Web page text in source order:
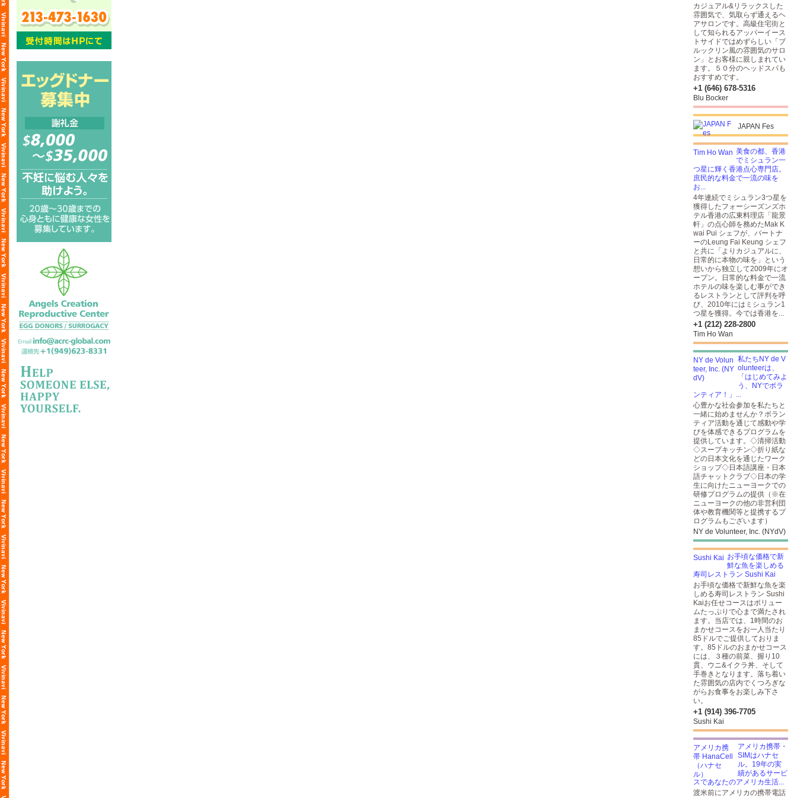
カジュアル&リラックスした
雰囲気で、気取らず通えるヘ
アサロンです。高級住宅街と
して知られるアッパーイース
トサイドではめずらしい「ブ
ルックリン風の雰囲気のサロ
ン」とお客様に親しまれてい
ます。５０分のヘッドスパも
おすすめです。
+1 (646) 678-5316
Blu Bocker
JAPAN Fes
美食の都、香港
でミシュラン一
つ星に輝く香港点心専門店。
庶民的な料金で一流の味を
お...
4年連続でミシュラン3つ星を
獲得したフォーシーズンズホ
テル香港の広東料理店「龍景
軒」の点心師を務めたMak K
wai Pui シェフが、パートナ
ーのLeung Fai Keung シェフ
と共に「よりカジュアルに、
日常的に本物の味を」という
想いから独立して2009年にオ
ープン。日常的な料金で一流
ホテルの味を楽しむ事ができ
るレストランとして評判を呼
び、2010年にはミシュラン1
つ星を獲得。今では香港を...
+1 (212) 228-2800
Tim Ho Wan
私たちNY de V
olunteerは、
「はじめてみよ
う、NYでボラ
ンティア！」...
心豊かな社会参加を私たちと
一緒に始めませんか？ボラン
ティア活動を通じて感動や学
びを体感できるプログラムを
提供しています。◇清掃活動
◇スープキッチン◇折り紙な
どの日本文化を通じたワーク
ショップ◇日本語講座・日本
語チャットクラブ◇日本の学
生に向けたニューヨークでの
研修プログラムの提供（※在
ニューヨークの他の非営利団
体や教育機関等と提携するプ
ログラムもございます）
NY de Volunteer, Inc. (NYdV)
お手頃な価格で新
鮮な魚を楽しめる
寿司レストラン Sushi Kai
お手頃な価格で新鮮な魚を楽
しめる寿司レストラン Sushi
Kaiお任せコースはボリュー
ムたっぷりで心まで満たされ
ます。当店では、1時間のお
まかせコースをお一人当たり
85ドルでご提供しておりま
す。85ドルのおまかせコース
には、３種の前菜、握り10
貫、ウニ&イクラ丼、そして
手巻きとなります。落ち着い
た雰囲気の店内でくつろぎな
がらお食事をお楽しみ下さ
い。
+1 (914) 396-7705
Sushi Kai
アメリカ携帯・
SIMはハナセ
ル。19年の実
績があるサービ
スであなたのアメリカ生活...
渡米前にアメリカの携帯電話